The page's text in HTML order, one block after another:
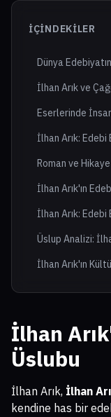
İÇINDEKILER
Dünya
İlhan Arık ve
Eserlerinde
İlhan Arık:
Roman ve
İlhan Arık'ın
İlhan Arık:
Üslup Analizi:
İlhan Arık'ın
İlhan
Üslubu
İlhan Arık, İlhan
kendine has bir